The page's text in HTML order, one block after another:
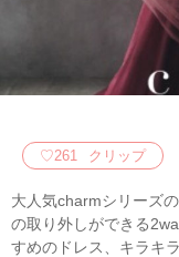
♡261 クリップ
大人気charmシリーズ
の取り外しができる
すめのドレス、キラキ